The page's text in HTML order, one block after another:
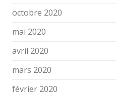
octobre 2020
mai 2020
avril 2020
mars 2020
février 2020